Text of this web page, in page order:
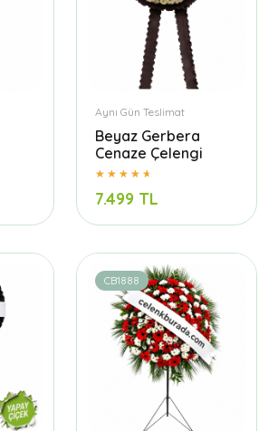
Aynı Gün Teslimat
Beyaz Gerbera
Cenaze Çelengi
7.499 TL
CB1888